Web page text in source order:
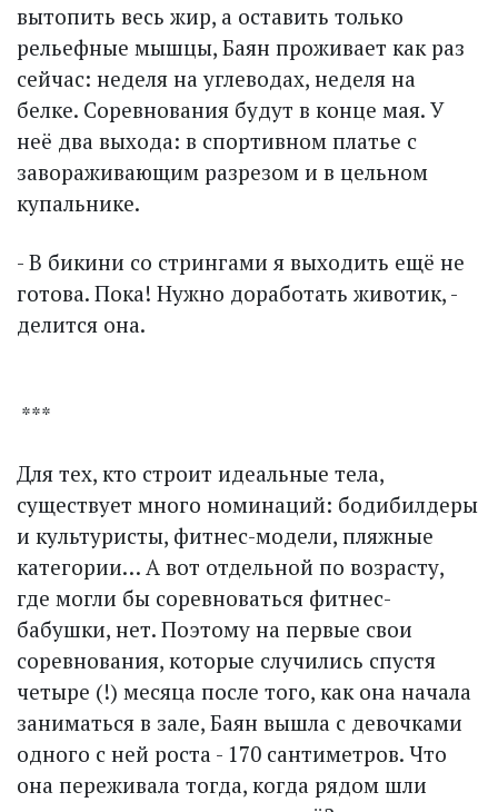
вытопить весь жир, а оставить только
рельефные мышцы, Баян проживает как раз
сейчас: неделя на углеводах, неделя на
белке. Соревнования будут в конце мая. У
неё два выхода: в спортивном платье с
завораживающим разрезом и в цельном
купальнике.
- В бикини со стрингами я выходить ещё не
готова. Пока! Нужно доработать животик, -
делится она.
***
Для тех, кто строит идеальные тела,
существует много номинаций: бодибилдеры
и культуристы, фитнес-модели, пляжные
категории… А вот отдельной по возрасту,
где могли бы соревноваться фитнес-
бабушки, нет. Поэтому на первые свои
соревнования, которые случились спустя
четыре (!) месяца после того, как она начала
заниматься в зале, Баян вышла с девочками
одного с ней роста - 170 сантиметров. Что
она переживала тогда, когда рядом шли